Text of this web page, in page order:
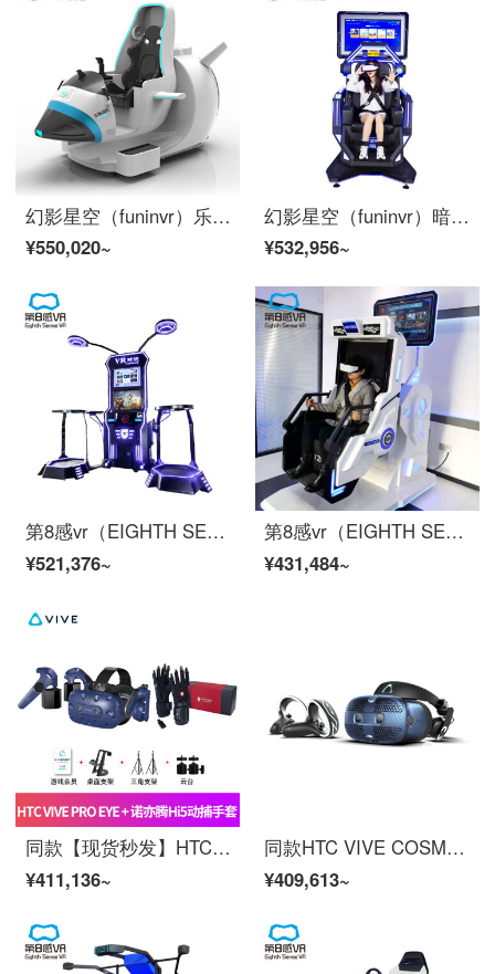
幻影星空（funinvr）乐享战机 vr飞机飞行模拟器 vr虚拟现实设备
¥550,020~
幻影星空（funinvr）暗黑旋转星 360度旋转设备 vr过山车游戏机
¥532,956~
第8感vr（EIGHTH SENSE VR）vr双人对战平台 vr体感游戏机枪战射击体验馆设备全套 vr大型滑雪一体机
¥521,376~
第8感vr（EIGHTH SENSE VR）vr飞行器 vr一体机旋转座椅模拟器 vr娱乐大型体感设备一套体验馆全套
¥431,484~
同款【现货秒发】HTC VIVE Pro eye 2.0虚拟眼镜套装眼动版3D V VIVE Pro Eye版套装+诺亦腾HI5动捕手
¥411,136~
同款HTC VIVE COSMOS虚拟现实智能VR眼镜套装行业版 PCVR 行业直供版
¥409,613~